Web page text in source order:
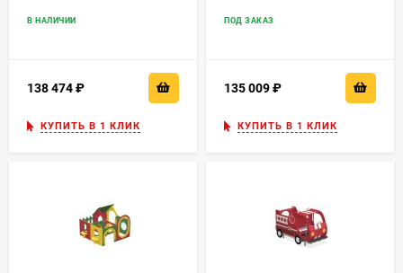
В НАЛИЧИИ
138 474
КУПИТЬ В 1 КЛИК
ПОД ЗАКАЗ
135 009
КУПИТЬ В 1 КЛИК